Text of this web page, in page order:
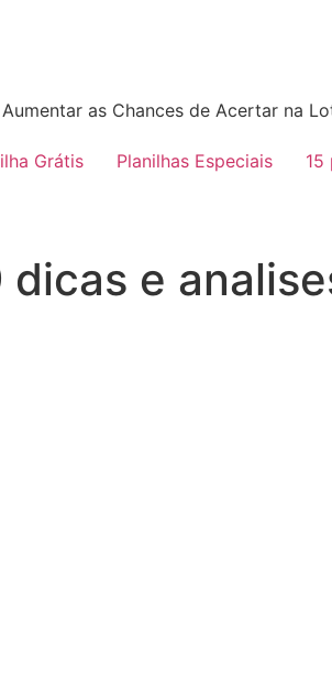
as Chances de Acertar na
Grátis Planilhas Especiais 15
e